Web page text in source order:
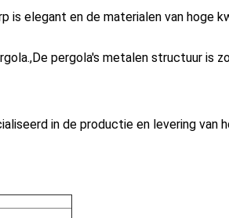
is elegant en de materialen van hoge
,De pergola's metalen structuur is
in de productie en levering van